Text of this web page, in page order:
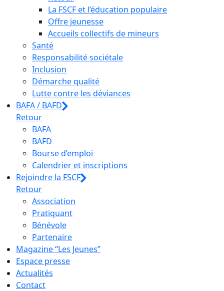
La FSCF et l’éducation populaire
Offre jeunesse
Accueils collectifs de mineurs
Santé
Responsabilité sociétale
Inclusion
Démarche qualité
Lutte contre les déviances
BAFA / BAFD
Retour
BAFA
BAFD
Bourse d’emploi
Calendrier et inscriptions
Rejoindre la FSCF
Retour
Association
Pratiquant
Bénévole
Partenaire
Magazine “Les Jeunes”
Espace presse
Actualités
Contact